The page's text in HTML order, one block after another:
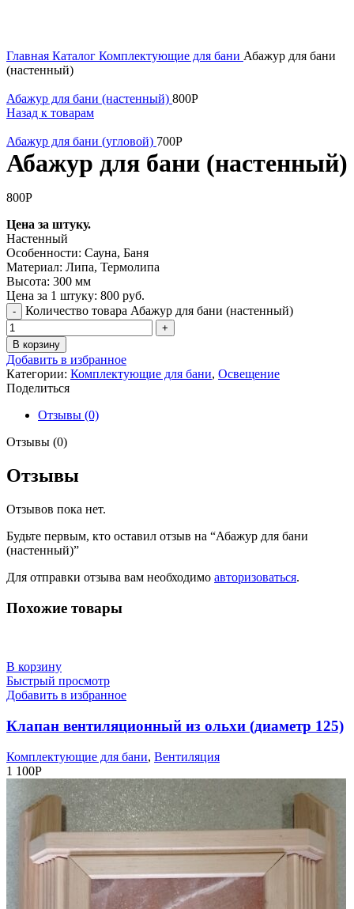
Главная Каталог Комплектующие для бани Абажур для бани
(настенный)
Абажур для бани (настенный) 800Р
Назад к товарам
Абажур для бани (угловой) 700Р
Абажур для бани (настенный)
800Р
Цена за штуку.
Настенный
Особенности: Сауна, Баня
Материал: Липа, Термолипа
Высота: 300 мм
Цена за 1 штуку: 800 руб.
Количество товара Абажур для бани (настенный)
В корзину
Добавить в избранное
Категории: Комплектующие для бани, Освещение
Поделиться
Отзывы (0)
Отзывы (0)
Отзывы
Отзывов пока нет.
Будьте первым, кто оставил отзыв на “Абажур для бани
(настенный)”
Для отправки отзыва вам необходимо авторизоваться.
Похожие товары
В корзину
Быстрый просмотр
Добавить в избранное
Клапан вентиляционный из ольхи (диаметр 125)
Комплектующие для бани, Вентиляция
1 100Р